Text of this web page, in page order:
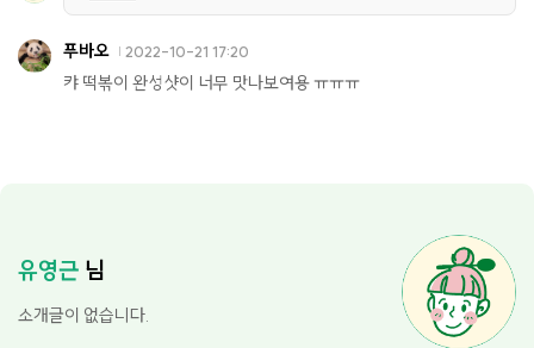
푸바오 2022-10-21 17:20
캬 떡볶이 완성샷이 너무 맛나보여용 ㅠㅠㅠ
유영근 님
소개글이 없습니다.